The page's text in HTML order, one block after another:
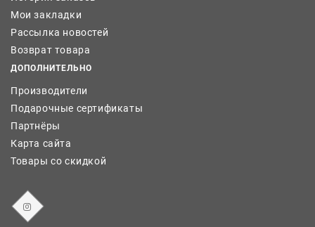
Мои закладки
Рассылка новостей
Возврат товара
ДОПОЛНИТЕЛЬНО
Производители
Подарочные сертификаты
Партнёры
Карта сайта
Товары со скидкой